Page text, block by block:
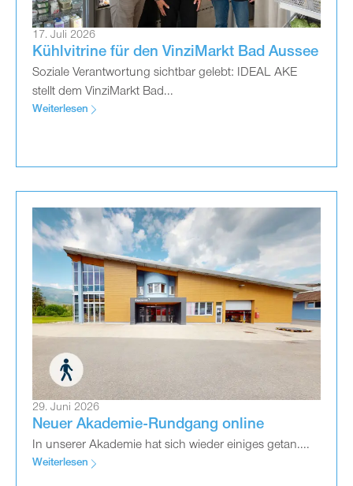
17. Juli 2026
Kühlvitrine für den VinziMarkt Bad Aussee
Soziale Verantwortung sichtbar gelebt: IDEAL AKE
stellt dem VinziMarkt Bad...
Weiterlesen
29. Juni 2026
Neuer Akademie-Rundgang online
In unserer Akademie hat sich wieder einiges getan....
Weiterlesen